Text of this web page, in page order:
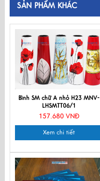
SẢN PHẨM KHÁC
Bình SM chữ A nhỏ H23 MNV-
LHSMTT06/1
157.680 VNĐ
Xem chi tiết